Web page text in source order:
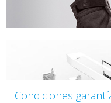
Condiciones